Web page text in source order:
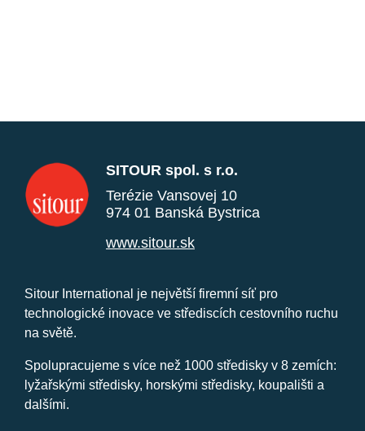
SITOUR spol. s r.o.
Terézie Vansovej 10
974 01 Banská Bystrica
www.sitour.sk
Sitour International je největší firemní síť pro
technologické inovace ve střediscích cestovního ruchu
na světě.
Spolupracujeme s více než 1000 středisky v 8 zemích:
lyžařskými středisky, horskými středisky, koupališti a
dalšími.